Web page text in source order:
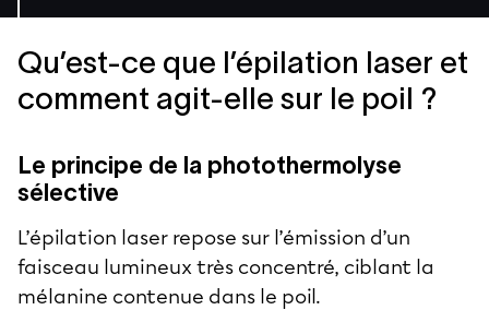
Qu’est-ce que l’épilation laser et
comment agit-elle sur le poil ?
Le principe de la photothermolyse
sélective
L’épilation laser repose sur l’émission d’un
faisceau lumineux très concentré, ciblant la
mélanine contenue dans le poil.